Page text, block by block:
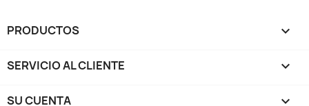
PRODUCTOS 
SERVICIO AL CLIENTE 
SU CUENTA 